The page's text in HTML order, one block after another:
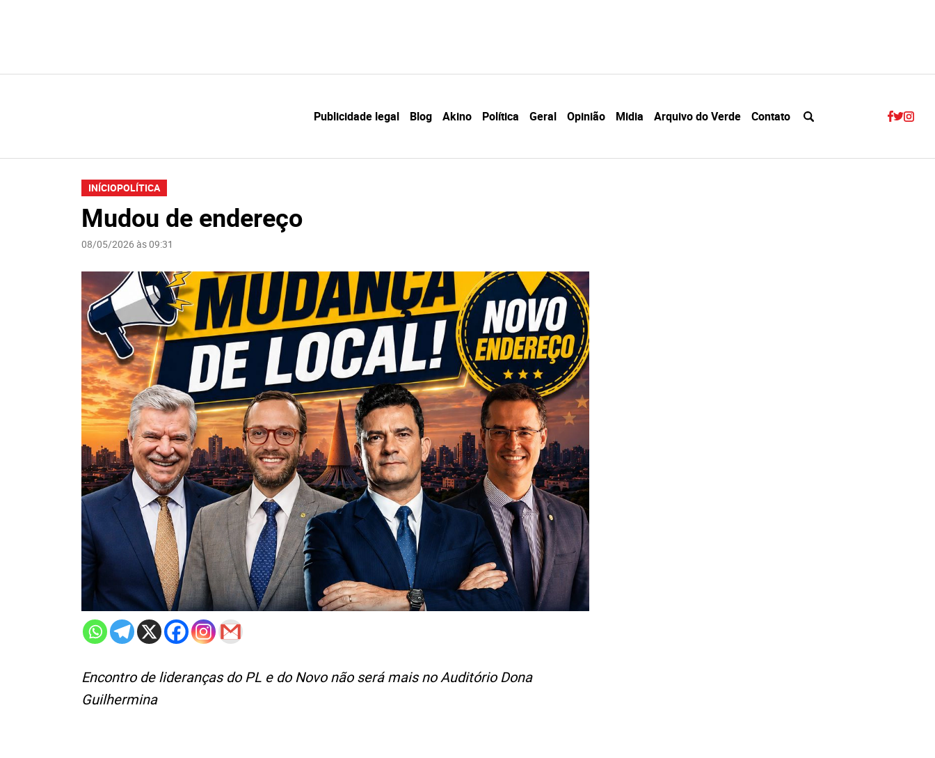
Publicidade legal Blog Akino Política Geral Opinião Midia Arquivo do Verde Contato
INÍCIOPOLÍTICA
Mudou de endereço
08/05/2026 às 09:31
Encontro de lideranças do PL e do Novo não será mais no Auditório Dona
Guilhermina